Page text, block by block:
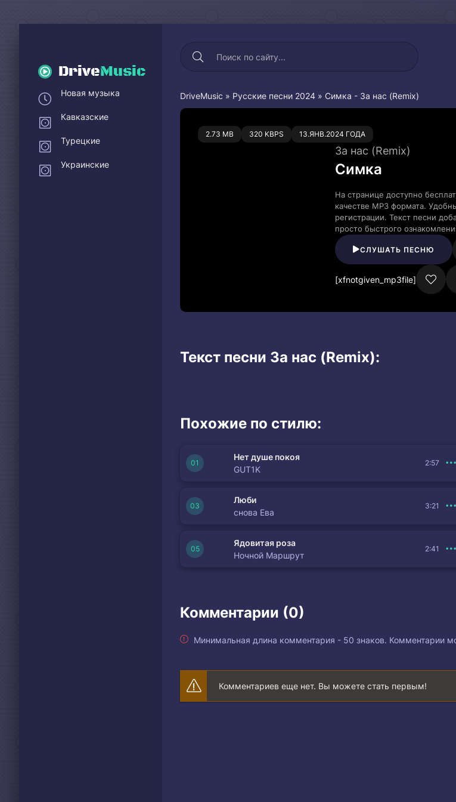
DriveMusic
DriveMusic » Русские песни 2024 » Симка - За нас (Remix)
2.73 MB 320 KBPS 13.ЯНВ.2024 ГОДА
0 0
За нас (Remix)
Симка
На странице доступно
качестве MP3 формата.
регистрации. Текст песни
просто быстрого
СЛУШАТЬ ПЕСНЮ
[xfnotgiven_mp3file]
Текст песни За нас (Remix):
Похожие по стилю:
Нет душе покоя
GUT1K
2:57
Люби
снова Ева
3:21
Ядовитая роза
Ночной Маршрут
2:41
Комментарии (0)
Минимальная длина комментария - 50 знаков. Комментарии
Комментариев еще нет. Вы можете стать первым!
Новая музыка
Кавказские
Турецкие
Украинские